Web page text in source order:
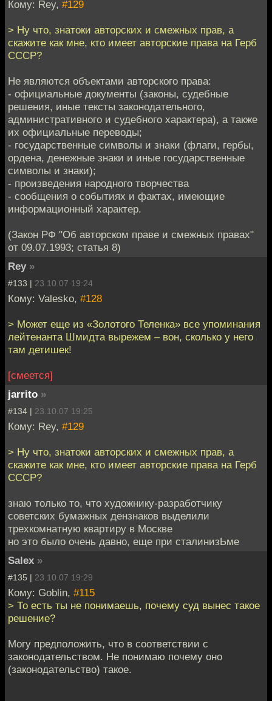
Кому: Rey, #129
> Ну что, знатоки авторских и смежных прав, а
скажите как мне, кто имеет авторские права на Герб
СССР?
Не являются объектами авторского права:
- официальные документы (законы, судебные
решения, иные тексты законодательного,
административного и судебного характера), а также
их официальные переводы;
- государственные символы и знаки (флаги, гербы,
ордена, денежные знаки и иные государственные
символы и знаки);
- произведения народного творчества
- сообщения о событиях и фактах, имеющие
информационный характер.
(Закон РФ "Об авторском праве и смежных правах"
от 09.07.1993; статья 8)
Rey »
#133 | 23.10.07 19:24
Кому: Valesko, #128
> Может еще из «Золотого Теленка» все упоминания
лейтенанта Шмидта вырежем – вон, сколько у него
там детишек!
[смеется]
jarrito »
#134 | 23.10.07 19:25
Кому: Rey, #129
> Ну что, знатоки авторских и смежных прав, а
скажите как мне, кто имеет авторские права на Герб
СССР?
знаю только то, что художнику-разработчику
советских бумажных дензнаков выделили
трехкомнатную квартиру в Москве
но это было очень давно, еще при сталинизЬме
Salex »
#135 | 23.10.07 19:29
Кому: Goblin, #115
> То есть ты не понимаешь, почему суд вынес такое
решение?
Могу предположить, что в соответствии с
законодательством. Не понимаю почему оно
(законодательство) такое.